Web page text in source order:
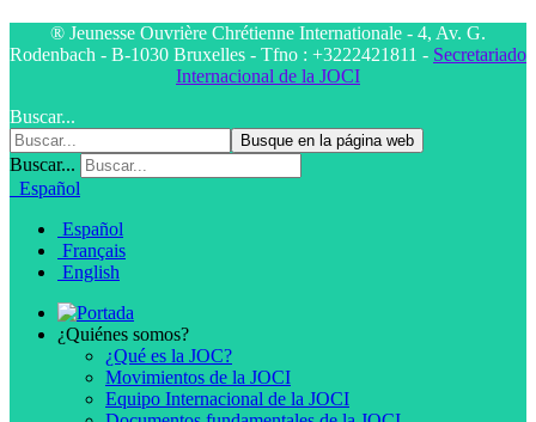
® Jeunesse Ouvrière Chrétienne Internationale - 4, Av. G.
Rodenbach - B-1030 Bruxelles - Tfno : +3222421811 - Secretariado
Internacional de la JOCI
Buscar...
Busque en la página web
Buscar...
Español
Español
Français
English
¿Quiénes somos?
¿Qué es la JOC?
Movimientos de la JOCI
Equipo Internacional de la JOCI